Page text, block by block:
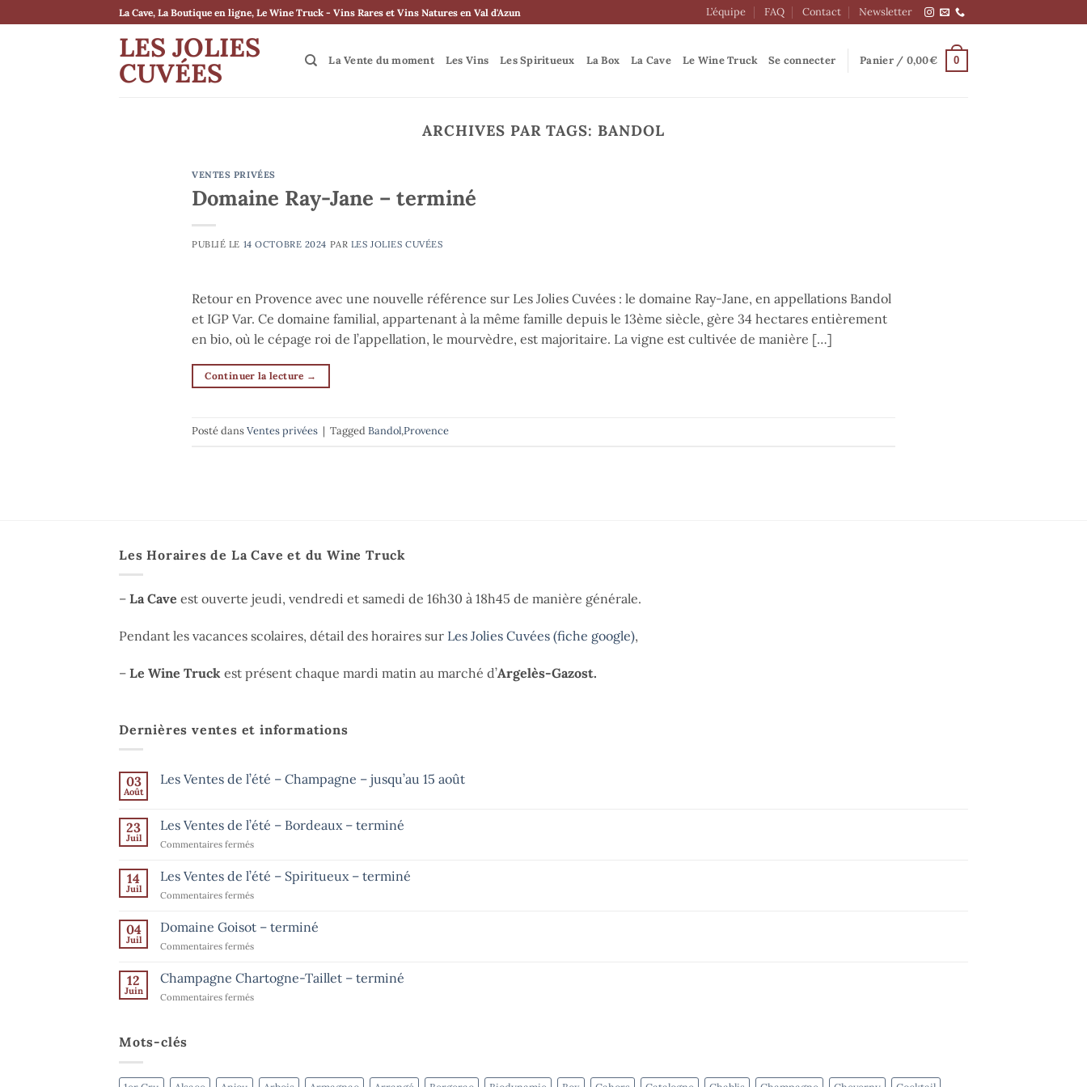
au
La Cave, La Boutique en ligne, Le Wine Truck - Vins Rares et Vins Natures en Val d'Azun L’équipe FAQ Contact Newsletter
LES JOLIES
CUVÉES La Vente du moment Les Vins Les Spiritueux La Box La Cave Le Wine Truck Se connecter Panier / 0,00€ 0
ARCHIVES PAR TAGS: BANDOL
VENTES PRIVÉES
Domaine Ray-Jane – terminé
PUBLIÉ LE 14 OCTOBRE 2024 PAR LES JOLIES CUVÉES
Retour en Provence avec une nouvelle référence sur Les Jolies Cuvées : le domaine Ray-Jane, en appellations Bandol
et IGP Var. Ce domaine familial, appartenant à la même famille depuis le 13ème siècle, gère 34 hectares entièrement
en bio, où le cépage roi de l’appellation, le mourvèdre, est majoritaire. La vigne est cultivée de manière […]
Continuer la lecture →
Posté dansVentes privées | TaggedBandol,Provence
Les Horaires de La Cave et du Wine Truck
– La Cave est ouverte jeudi, vendredi et samedi de 16h30 à 18h45 de manière générale.
Pendant les vacances scolaires, détail des horaires sur Les Jolies Cuvées (fiche google),
– Le Wine Truck est présent chaque mardi matin au marché d’Argelès-Gazost.
Dernières ventes et informations
03
Août
Les Ventes de l’été – Champagne – jusqu’au 15 août
Les
de
–
Champagne
–
jusqu’au
août
23
Juil
Les Ventes de l’été – Bordeaux – terminé
Commentaires ferméssur
Ventes
de
l’été
Bordeaux
14
Juil
Les Ventes de l’été – Spiritueux – terminé
Commentaires ferméssur
Ventes
de
l’été
Spiritueux
04
Juil
Domaine Goisot – terminé
Commentaires ferméssur
Goisot
–
terminé
12
Juin
Champagne Chartogne-Taillet – terminé
Commentaires ferméssur
Mots-clés